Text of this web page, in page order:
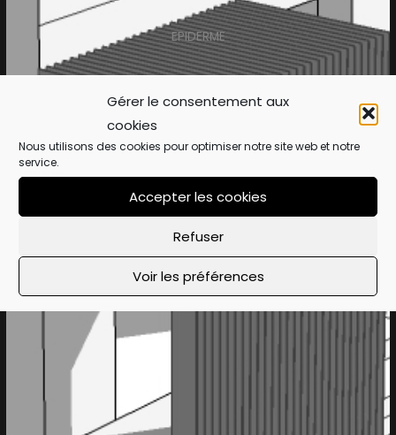
Gérer le consentement aux
cookies
Nous utilisons des cookies pour optimiser notre site web et notre
service.
Accepter les cookies
Refuser
Voir les préférences
EPIDERME